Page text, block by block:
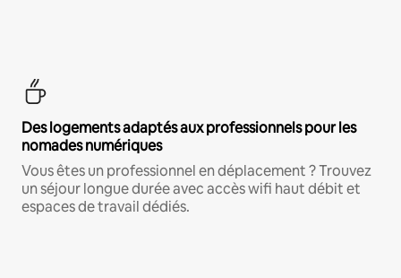
Des logements adaptés aux professionnels pour les
nomades numériques
Vous êtes un professionnel en déplacement ? Trouvez
un séjour longue durée avec accès wifi haut débit et
espaces de travail dédiés.